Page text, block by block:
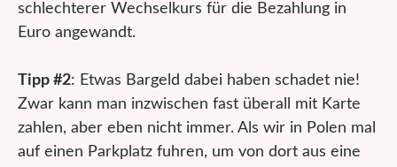
schlechterer Wechselkurs für die Bezahlung in
Euro angewandt.
Tipp #2: Etwas Bargeld dabei haben schadet nie!
Zwar kann man inzwischen fast überall mit Karte
zahlen, aber eben nicht immer. Als wir in Polen mal
auf einen Parkplatz fuhren, um von dort aus eine